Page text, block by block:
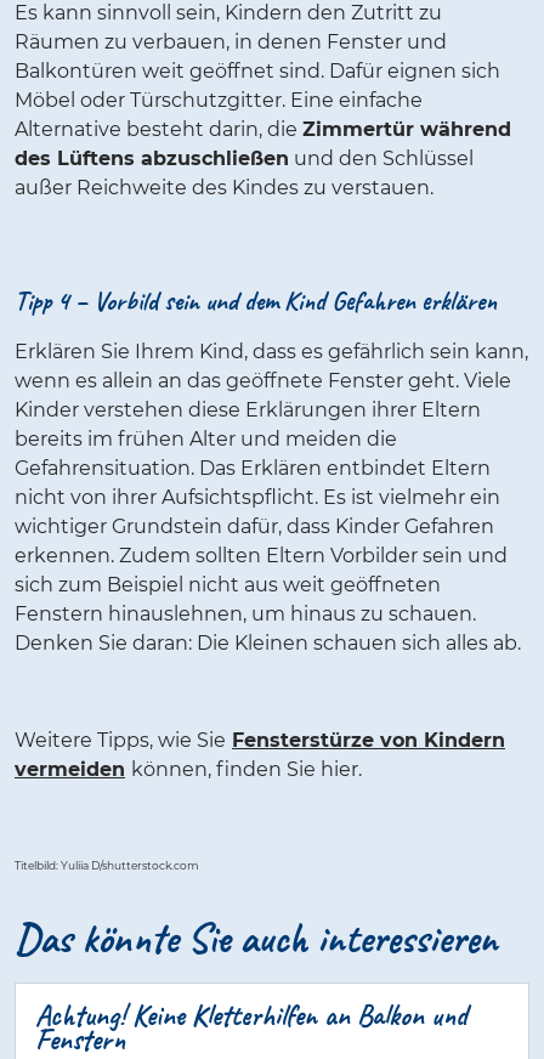
Es kann sinnvoll sein, Kindern den Zutritt zu
Räumen zu verbauen, in denen Fenster und
Balkontüren weit geöffnet sind. Dafür eignen sich
Möbel oder Türschutzgitter. Eine einfache
Alternative besteht darin, die Zimmertür während
des Lüftens abzuschließen und den Schlüssel
außer Reichweite des Kindes zu verstauen.
Tipp 4 – Vorbild sein und dem Kind Gefahren erklären
Erklären Sie Ihrem Kind, dass es gefährlich sein kann,
wenn es allein an das geöffnete Fenster geht. Viele
Kinder verstehen diese Erklärungen ihrer Eltern
bereits im frühen Alter und meiden die
Gefahrensituation. Das Erklären entbindet Eltern
nicht von ihrer Aufsichtspflicht. Es ist vielmehr ein
wichtiger Grundstein dafür, dass Kinder Gefahren
erkennen. Zudem sollten Eltern Vorbilder sein und
sich zum Beispiel nicht aus weit geöffneten
Fenstern hinauslehnen, um hinaus zu schauen.
Denken Sie daran: Die Kleinen schauen sich alles ab.
Weitere Tipps, wie Sie Fensterstürze von Kindern
vermeiden können, finden Sie hier.
Titelbild: Yuliia D/shutterstock.com
Das könnte Sie auch interessieren
Achtung! Keine Kletterhilfen an Balkon und
Fenstern